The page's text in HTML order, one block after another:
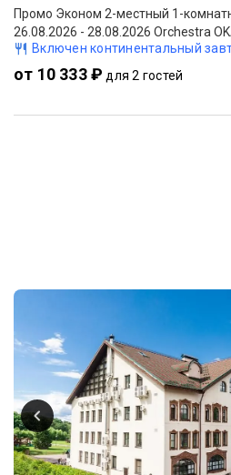
Промо Эконом 2-местный 1-
Включен континентальный
от 10 333 ₽ для 2 гостей